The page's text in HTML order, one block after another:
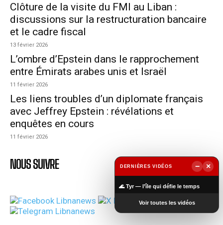
Clôture de la visite du FMI au Liban :
discussions sur la restructuration bancaire
et le cadre fiscal
13 février 2026
L’ombre d’Epstein dans le rapprochement
entre Émirats arabes unis et Israël
11 février 2026
Les liens troubles d’un diplomate français
avec Jeffrey Epstein : révélations et
enquêtes en cours
11 février 2026
NOUS SUIVRE DERNIÈRES VIDÉOS −
×
🌊 Tyr — l’île qui défie le temps
Voir toutes les vidéos